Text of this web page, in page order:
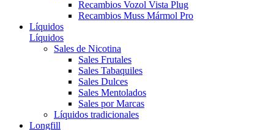
Recambios Vozol Vista Plug
Recambios Muss Mármol Pro
Líquidos
Líquidos
Sales de Nicotina
Sales Frutales
Sales Tabaquiles
Sales Dulces
Sales Mentolados
Sales por Marcas
Líquidos tradicionales
Longfill